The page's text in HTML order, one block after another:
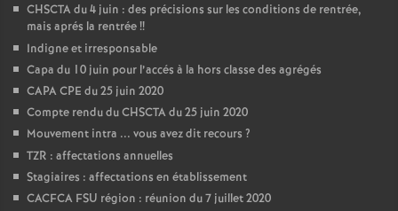
CHSCTA du 4 juin : des précisions sur les conditions de rentrée,
mais aprés la rentrée!!
Indigne et irresponsable
Capa du 10 juin pour l’accés à la hors classe des agrégés
CAPA CPE du 25 juin 2020
Compte rendu du CHSCTA du 25 juin 2020
Mouvement intra ... vous avez dit recours ?
TZR : affectations annuelles
Stagiaires : affectations en établissement
CACFCA FSU région : réunion du 7 juillet 2020